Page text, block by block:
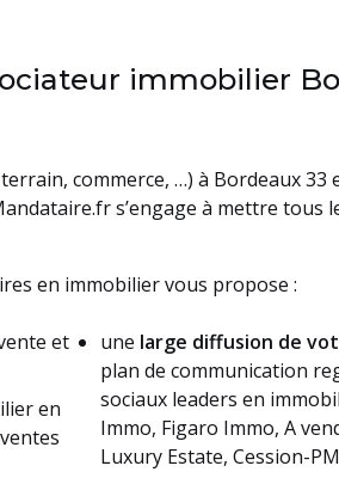
immobilier
commerce, …) à Bordeaux 33
s’engage à mettre tous
en immobilier vous propose :
et
en
une large diffusion de
plan de communication
sociaux leaders en
Immo, Figaro Immo, A
Luxury Estate, Cession-